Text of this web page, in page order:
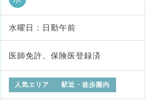
水曜日 : 日勤午前
医師免許、保険医登録済
人気エリア 駅近・徒歩圏内